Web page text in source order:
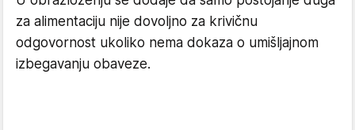
za alimentaciju nije dovoljno za krivičnu
odgovornost ukoliko nema dokaza o umišljajnom
izbegavanju obaveze.